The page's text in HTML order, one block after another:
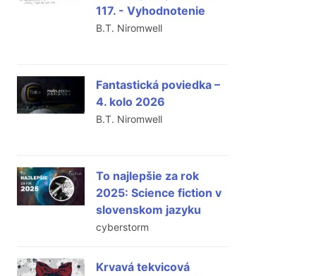
117. - Vyhodnotenie
B.T. Niromwell
Fantastická poviedka –
4. kolo 2026
B.T. Niromwell
To najlepšie za rok
2025: Science fiction v
slovenskom jazyku
cyberstorm
Krvavá tekvicová